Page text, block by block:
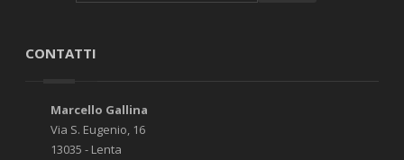
CONTATTI
Marcello Gallina
Via S. Eugenio, 16
13035 - Lenta